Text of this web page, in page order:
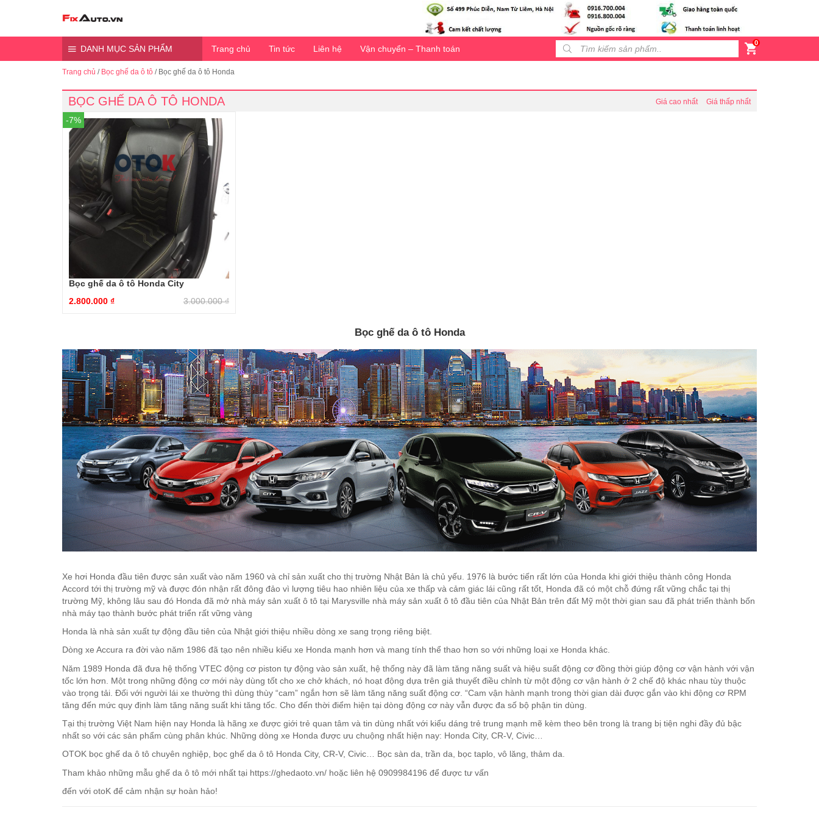
DANH MỤC SẢN PHẨM Trang chủ Tin tức Liên hệ Vận chuyển – Thanh toán Products search 0
Trang chủ / Bọc ghế da ô tô / Bọc ghế da ô tô Honda
BỌC GHẾ DA Ô TÔ HONDA Giá cao nhẩt Giá thấp nhẩt
-7%
Bọc ghế da ô tô Honda City
3.000.000₫
2.800.000 ₫
Bọc ghế da ô tô Honda
Xe hơi Honda đầu tiên được sản xuất vào năm 1960 và chỉ sản xuất cho thị trường Nhật Bản là chủ yếu. 1976 là bước tiến rất lớn của Honda khi giới thiệu thành công Honda
Accord tới thị trường mỹ và được đón nhận rất đông đảo vì lượng tiêu hao nhiên liệu của xe thấp và cảm giác lái cũng rất tốt, Honda đã có một chỗ đứng rất vững chắc tại thị
trường Mỹ, không lâu sau đó Honda đã mở nhà máy sản xuất ô tô tại Marysville nhà máy sản xuất ô tô đầu tiên của Nhật Bản trên đất Mỹ một thời gian sau đã phát triển thành bốn
nhà máy tạo thành bước phát triển rất vững vàng
Honda là nhà sản xuất tự động đầu tiên của Nhật giới thiệu nhiều dòng xe sang trọng riêng biệt.
Dòng xe Accura ra đời vào năm 1986 đã tạo nên nhiều kiểu xe Honda mạnh hơn và mang tính thể thao hơn so với những loại xe Honda khác.
Năm 1989 Honda đã đưa hệ thống VTEC động cơ piston tự động vào sản xuất, hệ thống này đã làm tăng năng suất và hiệu suất động cơ đồng thời giúp động cơ vận hành với vận
tốc lớn hơn. Một trong những động cơ mới này dùng tốt cho xe chở khách, nó hoạt động dựa trên giả thuyết điều chỉnh từ một động cơ vận hành ở 2 chế độ khác nhau tùy thuộc
vào trọng tải. Đối với người lái xe thường thì dùng thùy “cam” ngắn hơn sẽ làm tăng năng suất động cơ. “Cam vận hành mạnh trong thời gian dài được gắn vào khi động cơ RPM
tăng đến mức quy định làm tăng năng suất khi tăng tốc. Cho đến thời điểm hiện tại dòng động cơ này vẫn được đa số bộ phận tin dùng.
Tại thị trường Việt Nam hiện nay Honda là hãng xe được giới trẻ quan tâm và tin dùng nhất với kiểu dáng trẻ trung mạnh mẽ kèm theo bên trong là trang bị tiện nghi đầy đủ bậc
nhất so với các sản phẩm cùng phân khúc. Những dòng xe Honda được ưu chuộng nhất hiện nay: Honda City, CR-V, Civic…
OTOK bọc ghế da ô tô chuyên nghiệp, bọc ghế da ô tô Honda City, CR-V, Civic… Bọc sàn da, trần da, bọc taplo, vô lăng, thảm da.
Tham khảo những mẫu ghế da ô tô mới nhất tại https://ghedaoto.vn/ hoặc liên hệ 0909984196 để được tư vấn
đến với otoK để cảm nhận sự hoàn hảo!